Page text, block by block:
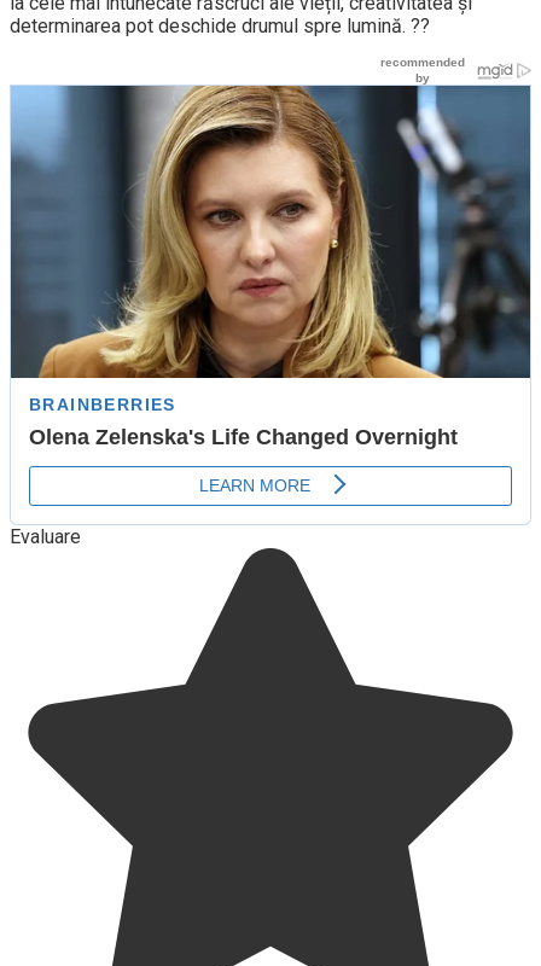
determinarea pot deschide drumul spre lumină. ??
Evaluare